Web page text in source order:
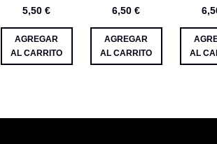
5,50 €
AGREGAR
AL CARRITO
6,50 €
AGREGAR
AL CARRITO
AL